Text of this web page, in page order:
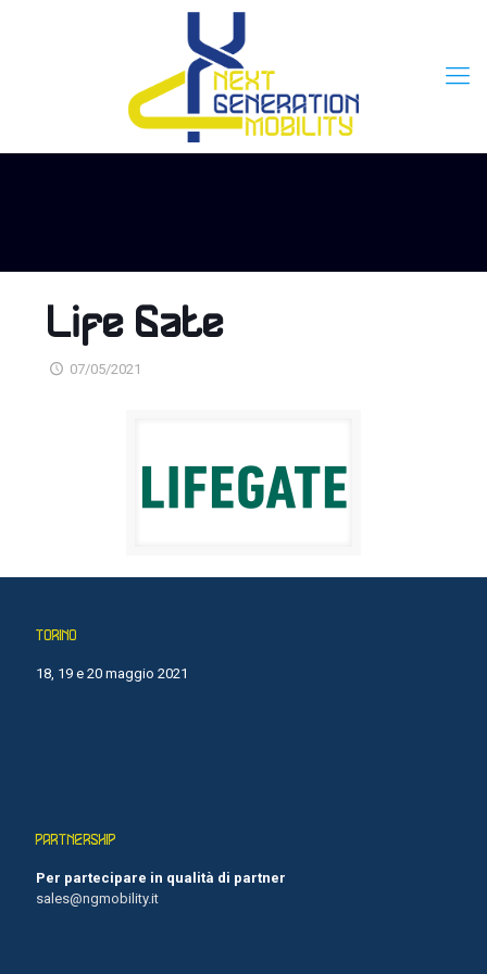
Life Gate
07/05/2021
TORINO
18, 19 e 20 maggio 2021
PARTNERSHIP
Per partecipare in qualità di partner
sales@ngmobility.it